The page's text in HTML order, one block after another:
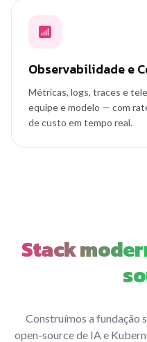
Observabilidade e
Métricas, logs, traces e
equipe e modelo — com
de custo em tempo real.
Stack
Construímos a fundação
open-source de IA e